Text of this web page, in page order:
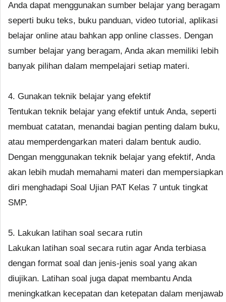
Anda dapat menggunakan sumber belajar yang beragam
seperti buku teks, buku panduan, video tutorial, aplikasi
belajar online atau bahkan app online classes. Dengan
sumber belajar yang beragam, Anda akan memiliki lebih
banyak pilihan dalam mempelajari setiap materi.
4. Gunakan teknik belajar yang efektif
Tentukan teknik belajar yang efektif untuk Anda, seperti
membuat catatan, menandai bagian penting dalam buku,
atau memperdengarkan materi dalam bentuk audio.
Dengan menggunakan teknik belajar yang efektif, Anda
akan lebih mudah memahami materi dan mempersiapkan
diri menghadapi Soal Ujian PAT Kelas 7 untuk tingkat
SMP.
5. Lakukan latihan soal secara rutin
Lakukan latihan soal secara rutin agar Anda terbiasa
dengan format soal dan jenis-jenis soal yang akan
diujikan. Latihan soal juga dapat membantu Anda
meningkatkan kecepatan dan ketepatan dalam menjawab